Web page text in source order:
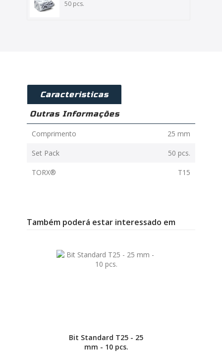
50 pcs.
Caracteristicas
Outras Informações
Comprimento 25 mm
Set Pack 50 pcs.
TORX® T15
Também poderá estar interessado em
Bit Standard T25 - 25
mm - 10 pcs.